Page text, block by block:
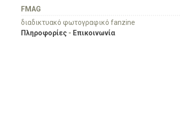
FMAG
διαδικτυακό φωτογραφικό fanzine
Πληροφορίες - Επικοινωνία